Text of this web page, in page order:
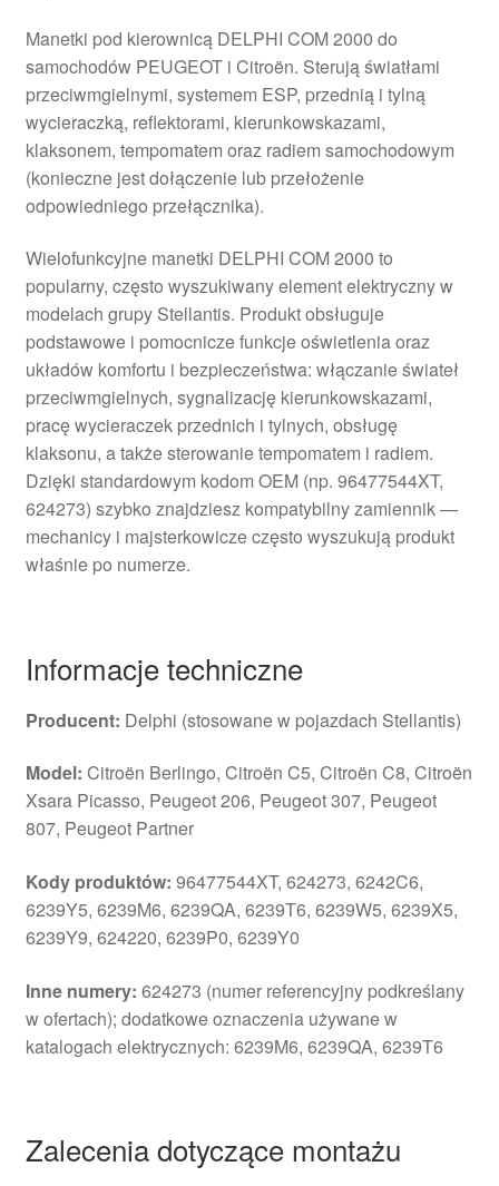
Manetki pod kierownicą DELPHI COM 2000 do
samochodów PEUGEOT i Citroën. Sterują światłami
przeciwmgielnymi, systemem ESP, przednią i tylną
wycieraczką, reflektorami, kierunkowskazami,
klaksonem, tempomatem oraz radiem samochodowym
(konieczne jest dołączenie lub przełożenie
odpowiedniego przełącznika).
Wielofunkcyjne manetki DELPHI COM 2000 to
popularny, często wyszukiwany element elektryczny w
modelach grupy Stellantis. Produkt obsługuje
podstawowe i pomocnicze funkcje oświetlenia oraz
układów komfortu i bezpieczeństwa: włączanie świateł
przeciwmgielnych, sygnalizację kierunkowskazami,
pracę wycieraczek przednich i tylnych, obsługę
klaksonu, a także sterowanie tempomatem i radiem.
Dzięki standardowym kodom OEM (np. 96477544XT,
624273) szybko znajdziesz kompatybilny zamiennik —
mechanicy i majsterkowicze często wyszukują produkt
właśnie po numerze.
Informacje techniczne
Producent: Delphi (stosowane w pojazdach Stellantis)
Model: Citroën Berlingo, Citroën C5, Citroën C8, Citroën
Xsara Picasso, Peugeot 206, Peugeot 307, Peugeot
807, Peugeot Partner
Kody produktów: 96477544XT, 624273, 6242C6,
6239Y5, 6239M6, 6239QA, 6239T6, 6239W5, 6239X5,
6239Y9, 624220, 6239P0, 6239Y0
Inne numery: 624273 (numer referencyjny podkreślany
w ofertach); dodatkowe oznaczenia używane w
katalogach elektrycznych: 6239M6, 6239QA, 6239T6
Zalecenia dotyczące montażu